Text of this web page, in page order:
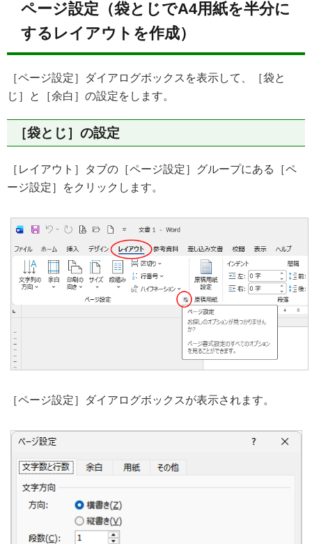
ページ設定（袋とじでA4用紙を半分に
するレイアウトを作成）
［ページ設定］ダイアログボックスを表示して、［袋と
じ］と［余白］の設定をします。
［袋とじ］の設定
［レイアウト］タブの［ページ設定］グループにある［ペ
ージ設定］をクリックします。
［ページ設定］ダイアログボックスが表示されます。